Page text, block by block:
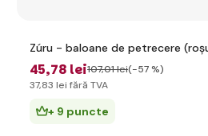
Zúru - baloane de petrecere
45,78 lei107,01 lei(-57 %)
37,83 lei fără TVA
+ 9 puncte